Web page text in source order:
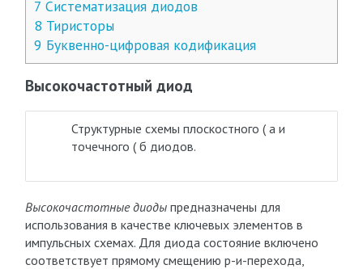
7 Систематизация диодов
8 Тиристоры
9 Буквенно-цифровая кодификация
Высокочастотный диод
Структурные схемы плоскостного ( а и
точечного ( б диодов.
Высокочастотные диодыпредназначены для
использования в качестве ключевых элементов в
импульсных схемах. Для диода состояние включено
соответствует прямому смещению р-и-перехода,